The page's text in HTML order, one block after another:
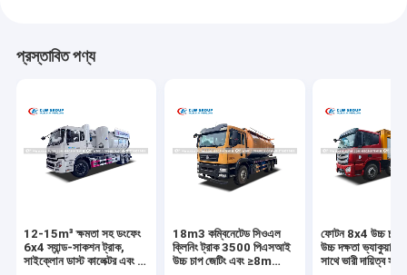
প্রস্তাবিত পণ্য
12-15m³ ক্ষমতা সহ ডংফেং
6x4 স্যান্ড-সাকশন ট্রাক,
সাইক্লোন ডাস্ট কালেক্টর এবং টু-
18m3 কম্বিনেটেড সিওএল
ক্লিনিং ট্রাক 3500 পিএসআই
উচ্চ চাপ জেটিং এবং ≥8m
ফোটন 8x4 উচ্চ চাপ
উচ্চ দক্ষতা ভ্যাকুয়াম
সাথে ভারী দায়িত্ব